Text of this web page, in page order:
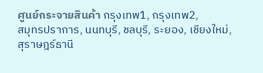
ศูนย์กระจายสินค้า กรุงเทพ1, กรุงเทพ2,
สมุทรปราการ, นนทบุรี, ชลบุรี, ระยอง, เชียงใหม่,
สุราษฎร์ธานี